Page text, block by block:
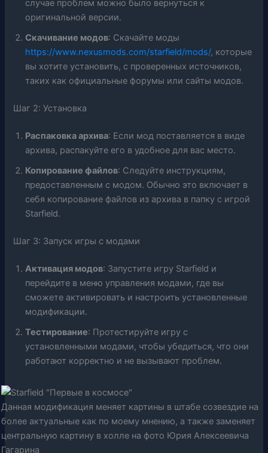
случае проблем можно было вернуться к
оригинальной версии.
Скачивание модов: Скачайте моды
https://www.nexusmods.com/starfield/mods/, которые
вы хотите установить, с проверенных источников,
таких как официальные форумы или сайты модов.
Шаг 2: Установка
Распаковка архива: Если мод поставляется в виде
архива, распакуйте его в удобное для вас место.
Копирование файлов: Следуйте инструкциям,
предоставленным с модом. Обычно это включает в
себя копирование файлов из архива в папку с игрой
Starfield.
Шаг 3: Запуск игры с модами
Активация модов: Запустите игру Starfield и
перейдите в меню управления модами, где вы
сможете активировать и настроить установленные
модификации.
Тестирование: Протестируйте игру с
установленными модами, чтобы убедиться, что они
работают корректно и не вызывают проблем.
Данная модификация меняет картины в штабе созвездие на
более актуальные как по моему мнению, а также заменяет
центральную картину в холле на фото Юрия Алексеевича
Гагарина